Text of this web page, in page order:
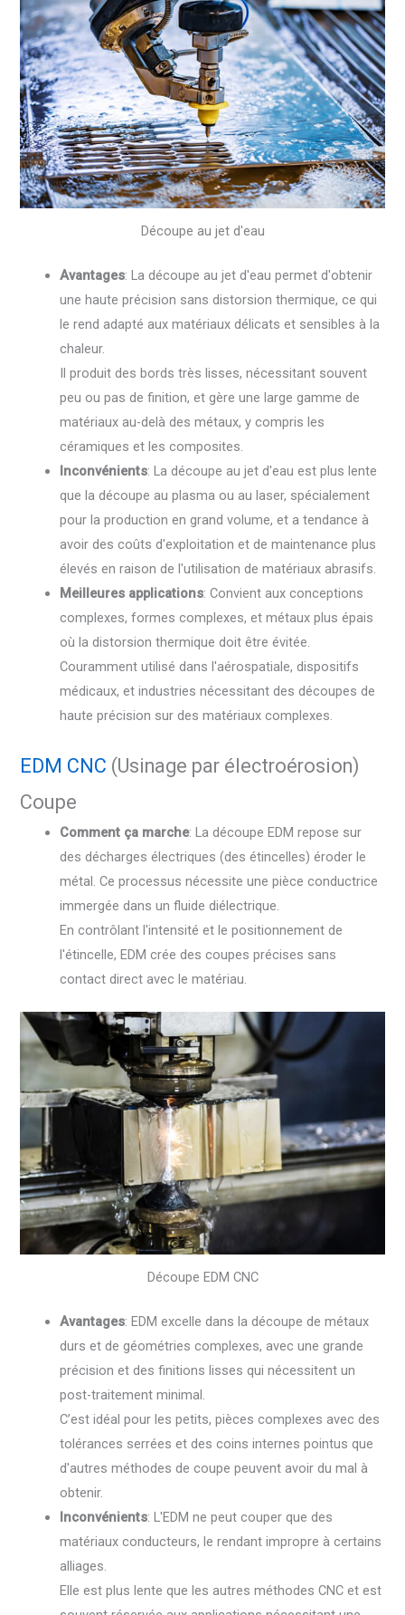
Découpe au jet d'eau
Avantages: La découpe au jet d'eau permet d'obtenir
une haute précision sans distorsion thermique, ce qui
le rend adapté aux matériaux délicats et sensibles à la
chaleur.
Il produit des bords très lisses, nécessitant souvent
peu ou pas de finition, et gère une large gamme de
matériaux au-delà des métaux, y compris les
céramiques et les composites.
Inconvénients: La découpe au jet d'eau est plus lente
que la découpe au plasma ou au laser, spécialement
pour la production en grand volume, et a tendance à
avoir des coûts d'exploitation et de maintenance plus
élevés en raison de l'utilisation de matériaux abrasifs.
Meilleures applications: Convient aux conceptions
complexes, formes complexes, et métaux plus épais
où la distorsion thermique doit être évitée.
Couramment utilisé dans l'aérospatiale, dispositifs
médicaux, et industries nécessitant des découpes de
haute précision sur des matériaux complexes.
EDM CNC (Usinage par électroérosion)
Coupe
Comment ça marche: La découpe EDM repose sur
des décharges électriques (des étincelles) éroder le
métal. Ce processus nécessite une pièce conductrice
immergée dans un fluide diélectrique.
En contrôlant l'intensité et le positionnement de
l'étincelle, EDM crée des coupes précises sans
contact direct avec le matériau.
Découpe EDM CNC
Avantages: EDM excelle dans la découpe de métaux
durs et de géométries complexes, avec une grande
précision et des finitions lisses qui nécessitent un
post-traitement minimal.
C’est idéal pour les petits, pièces complexes avec des
tolérances serrées et des coins internes pointus que
d'autres méthodes de coupe peuvent avoir du mal à
obtenir.
Inconvénients: L'EDM ne peut couper que des
matériaux conducteurs, le rendant impropre à certains
alliages.
Elle est plus lente que les autres méthodes CNC et est